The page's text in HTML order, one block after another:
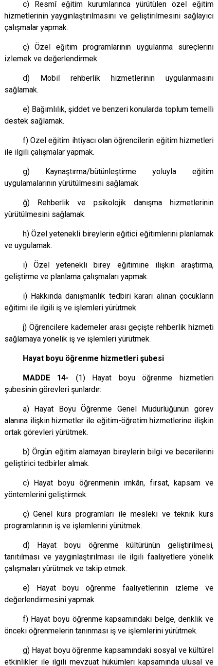
c) Resmî eğitim kurumlarınca yürütülen özel eğitim
hizmetlerinin yaygınlaştırılmasını ve geliştirilmesini sağlayıcı
çalışmalar yapmak.
ç) Özel eğitim programlarının uygulanma süreçlerini
izlemek ve değerlendirmek.
d) Mobil rehberlik hizmetlerinin uygulanmasını
sağlamak.
e) Bağımlılık, şiddet ve benzeri konularda toplum temelli
destek sağlamak.
f) Özel eğitim ihtiyacı olan öğrencilerin eğitim hizmetleri
ile ilgili çalışmalar yapmak.
g) Kaynaştırma/bütünleştirme yoluyla eğitim
uygulamalarının yürütülmesini sağlamak.
ğ) Rehberlik ve psikolojik danışma hizmetlerinin
yürütülmesini sağlamak.
h) Özel yetenekli bireylerin eğitici eğitimlerini planlamak
ve uygulamak.
ı) Özel yetenekli birey eğitimine ilişkin araştırma,
geliştirme ve planlama çalışmaları yapmak.
i) Hakkında danışmanlık tedbiri kararı alınan çocukların
eğitimi ile ilgili iş ve işlemleri yürütmek.
j) Öğrencilere kademeler arası geçişte rehberlik hizmeti
sağlamaya yönelik iş ve işlemleri yürütmek.
Hayat boyu öğrenme hizmetleri şubesi
MADDE 14- (1) Hayat boyu öğrenme hizmetleri
şubesinin görevleri şunlardır:
a) Hayat Boyu Öğrenme Genel Müdürlüğünün görev
alanına ilişkin hizmetler ile eğitim-öğretim hizmetlerine ilişkin
ortak görevleri yürütmek.
b) Örgün eğitim alamayan bireylerin bilgi ve becerilerini
geliştirici tedbirler almak.
c) Hayat boyu öğrenmenin imkân, fırsat, kapsam ve
yöntemlerini geliştirmek.
ç) Genel kurs programları ile mesleki ve teknik kurs
programlarının iş ve işlemlerini yürütmek.
d) Hayat boyu öğrenme kültürünün geliştirilmesi,
tanıtılması ve yaygınlaştırılması ile ilgili faaliyetlere yönelik
çalışmaları yürütmek ve takip etmek.
e) Hayat boyu öğrenme faaliyetlerinin izleme ve
değerlendirmesini yapmak.
f) Hayat boyu öğrenme kapsamındaki belge, denklik ve
önceki öğrenmelerin tanınması iş ve işlemlerini yürütmek.
g) Hayat boyu öğrenme kapsamındaki sosyal ve kültürel
etkinlikler ile ilgili mevzuat hükümleri kapsamında ulusal ve